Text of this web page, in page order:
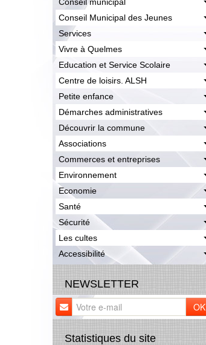
Conseil Municipal des Jeunes
Services
Vivre à Quelmes
Education et Service Scolaire
Centre de loisirs. ALSH
Petite enfance
Démarches administratives
Découvrir la commune
Associations
Commerces et entreprises
Environnement
Economie
Santé
Sécurité
Les cultes
Accessibilité
NEWSLETTER
OK
Statistiques du site